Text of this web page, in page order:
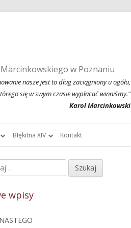
w Poznaniu
nasze jest to dług zaciągniony u ogółu,
się w swym czasie wypłacać winniśmy."
Karol Marcinkowski
Błękitna XIV
Historia Błękitnej XIV i jej tradycje
Błękitna XIV w latach 1999 – 2004
Jednodniówka z okazji 80-lecia
Kontakt
wpisy